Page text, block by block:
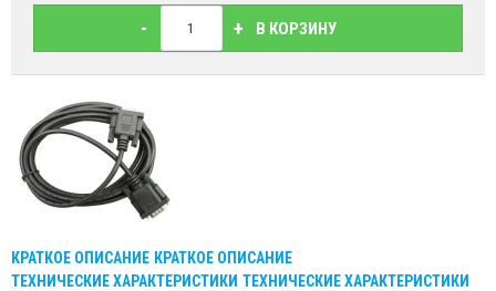
КОНТАКТЫ
- + В КОРЗИНУ
КРАТКОЕ ОПИСАНИЕ КРАТКОЕ ОПИСАНИЕ
ТЕХНИЧЕСКИЕ ХАРАКТЕРИСТИКИ ТЕХНИЧЕСКИЕ ХАРАКТЕРИСТИКИ